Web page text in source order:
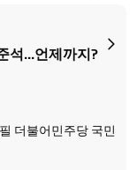
석...언제까지?
더불어민주당 국민